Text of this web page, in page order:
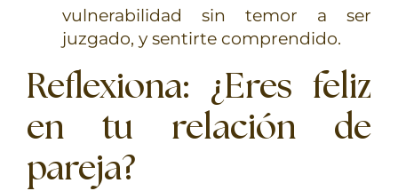
vulnerabilidad sin temor a ser
juzgado, y sentirte comprendido.
Reflexiona: ¿Eres feliz
en tu relación de
pareja?